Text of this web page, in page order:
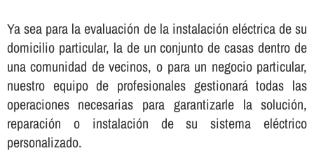
Ya sea para la evaluación de la instalación eléctrica de su
domicilio particular, la de un conjunto de casas dentro de
una comunidad de vecinos, o para un negocio particular,
nuestro equipo de profesionales gestionará todas las
operaciones necesarias para garantizarle la solución,
reparación o instalación de su sistema eléctrico
personalizado.